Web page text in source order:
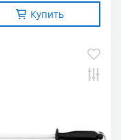
Купить